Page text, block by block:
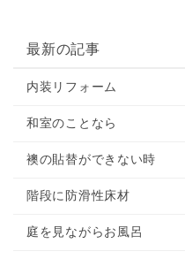
最新の記事
内装リフォーム
和室のことなら
襖の貼替ができない時
階段に防滑性床材
庭を見ながらお風呂